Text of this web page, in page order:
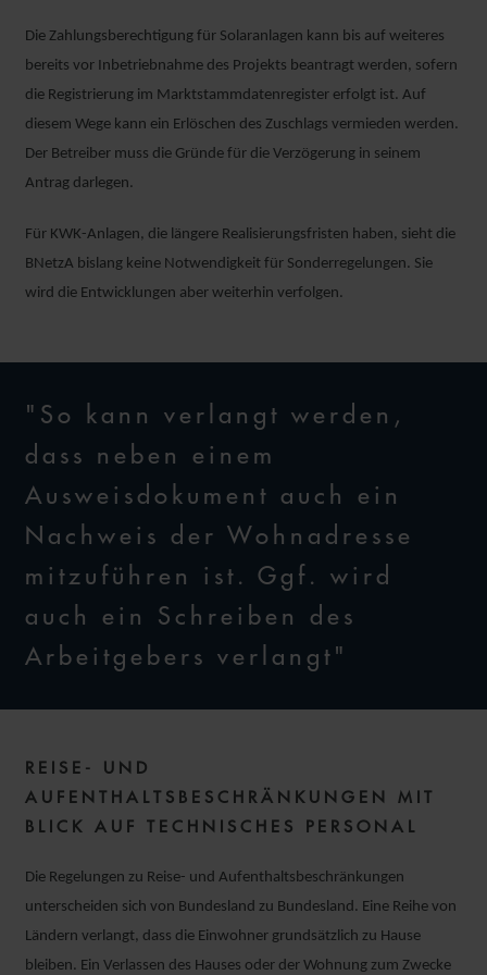
Die Zahlungsberechtigung für Solaranlagen kann bis auf weiteres
bereits vor Inbetriebnahme des Projekts beantragt werden, sofern
die Registrierung im Marktstammdatenregister erfolgt ist. Auf
diesem Wege kann ein Erlöschen des Zuschlags vermieden werden.
Der Betreiber muss die Gründe für die Verzögerung in seinem
Antrag darlegen.
Für KWK-Anlagen, die längere Realisierungsfristen haben, sieht die
BNetzA bislang keine Notwendigkeit für Sonderregelungen. Sie
wird die Entwicklungen aber weiterhin verfolgen.
"So kann verlangt werden,
dass neben einem
Ausweisdokument auch ein
Nachweis der Wohnadresse
mitzuführen ist. Ggf. wird
auch ein Schreiben des
Arbeitgebers verlangt"
REISE- UND
AUFENTHALTSBESCHRÄNKUNGEN MIT
BLICK AUF TECHNISCHES PERSONAL
Die Regelungen zu Reise- und Aufenthaltsbeschränkungen
unterscheiden sich von Bundesland zu Bundesland. Eine Reihe von
Ländern verlangt, dass die Einwohner grundsätzlich zu Hause
bleiben. Ein Verlassen des Hauses oder der Wohnung zum Zwecke